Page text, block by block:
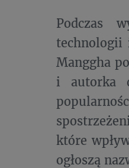
Podczas
technologii
Manggha
i autorka
które
ogłoszą